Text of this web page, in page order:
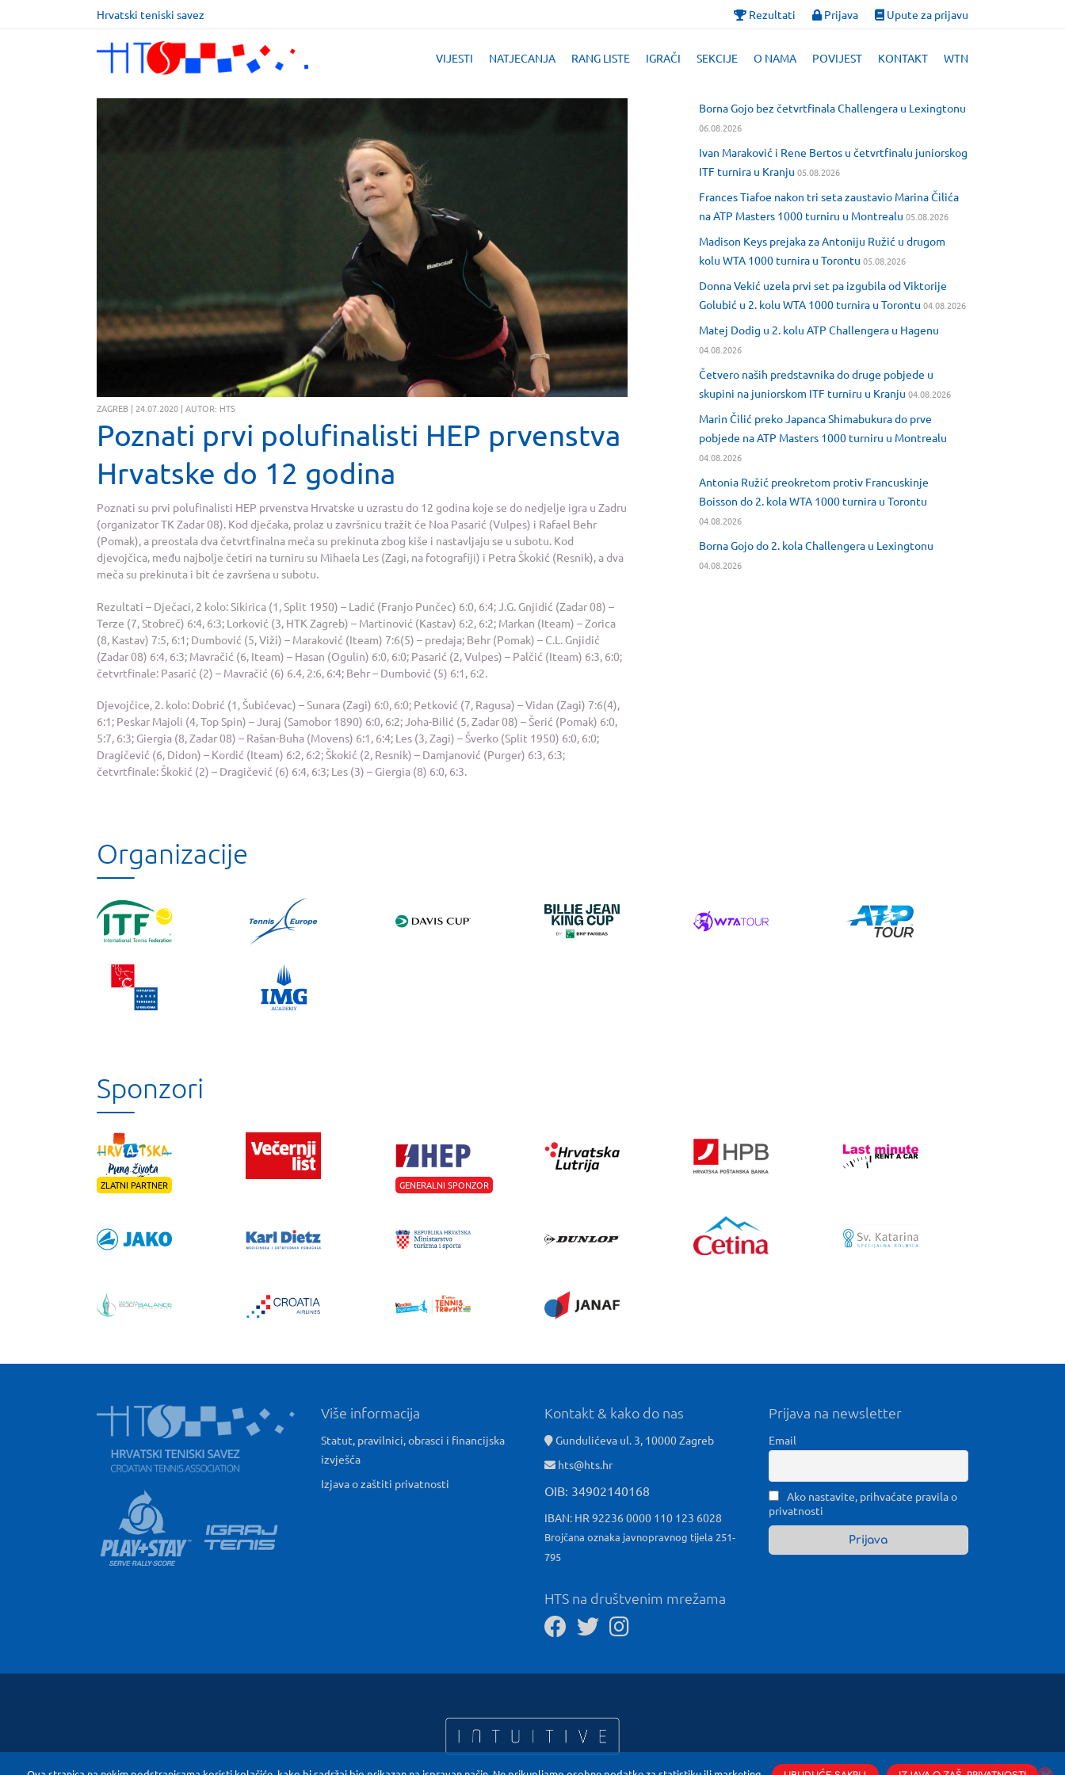
Hrvatski teniski savez Rezultati Prijava Upute za prijavu
VIJESTI NATJECANJA RANG LISTE IGRAČI SEKCIJE O NAMA POVIJEST KONTAKT WTN
ZAGREB | 24.07.2020 | AUTOR: HTS
Poznati prvi polufinalisti HEP prvenstva
Hrvatske do 12 godina
Poznati su prvi polufinalisti HEP prvenstva Hrvatske u uzrastu do 12 godina koje se do nedjelje igra u Zadru
(organizator TK Zadar 08). Kod dječaka, prolaz u završnicu tražit će Noa Pasarić (Vulpes) i Rafael Behr
(Pomak), a preostala dva četvrtfinalna meča su prekinuta zbog kiše i nastavljaju se u subotu. Kod
djevojčica, među najbolje četiri na turniru su Mihaela Les (Zagi, na fotografiji) i Petra Škokić (Resnik), a dva
meča su prekinuta i bit će završena u subotu.
Rezultati – Dječaci, 2 kolo: Sikirica (1, Split 1950) – Ladić (Franjo Punčec) 6:0, 6:4; J.G. Gnjidić (Zadar 08) –
Terze (7, Stobreč) 6:4, 6:3; Lorković (3, HTK Zagreb) – Martinović (Kastav) 6:2, 6:2; Markan (Iteam) – Zorica
(8, Kastav) 7:5, 6:1; Dumbović (5, Viži) – Maraković (Iteam) 7:6(5) – predaja; Behr (Pomak) – C.L. Gnjidić
(Zadar 08) 6:4, 6:3; Mavračić (6, Iteam) – Hasan (Ogulin) 6:0, 6:0; Pasarić (2, Vulpes) – Palčić (Iteam) 6:3, 6:0;
četvrtfinale: Pasarić (2) – Mavračić (6) 6.4, 2:6, 6:4; Behr – Dumbović (5) 6:1, 6:2.
Djevojčice, 2. kolo: Dobrić (1, Šubićevac) – Sunara (Zagi) 6:0, 6:0; Petković (7, Ragusa) – Vidan (Zagi) 7:6(4),
6:1; Peskar Majoli (4, Top Spin) – Juraj (Samobor 1890) 6:0, 6:2; Joha-Bilić (5, Zadar 08) – Šerić (Pomak) 6:0,
5:7, 6:3; Giergia (8, Zadar 08) – Rašan-Buha (Movens) 6:1, 6:4; Les (3, Zagi) – Šverko (Split 1950) 6:0, 6:0;
Dragičević (6, Didon) – Kordić (Iteam) 6:2, 6:2; Škokić (2, Resnik) – Damjanović (Purger) 6:3, 6:3;
četvrtfinale: Škokić (2) – Dragičević (6) 6:4, 6:3; Les (3) – Giergia (8) 6:0, 6:3.
Borna Gojo bez četvrtfinala Challengera u Lexingtonu
06.08.2026
Ivan Maraković i Rene Bertos u četvrtfinalu juniorskog
ITF turnira u Kranju 05.08.2026
Frances Tiafoe nakon tri seta zaustavio Marina Čilića
na ATP Masters 1000 turniru u Montrealu 05.08.2026
Madison Keys prejaka za Antoniju Ružić u drugom
kolu WTA 1000 turnira u Torontu 05.08.2026
Donna Vekić uzela prvi set pa izgubila od Viktorije
Golubić u 2. kolu WTA 1000 turnira u Torontu 04.08.2026
Matej Dodig u 2. kolu ATP Challengera u Hagenu
04.08.2026
Četvero naših predstavnika do druge pobjede u
skupini na juniorskom ITF turniru u Kranju 04.08.2026
Marin Čilić preko Japanca Shimabukura do prve
pobjede na ATP Masters 1000 turniru u Montrealu
04.08.2026
Antonia Ružić preokretom protiv Francuskinje
Boisson do 2. kola WTA 1000 turnira u Torontu
04.08.2026
Borna Gojo do 2. kola Challengera u Lexingtonu
04.08.2026
Organizacije
Sponzori
ZLATNI PARTNER GENERALNI SPONZOR
Više informacija
Statut, pravilnici, obrasci i financijska
izvješća
Izjava o zaštiti privatnosti
Kontakt & kako do nas
Gundulićeva ul. 3, 10000 Zagreb
hts@hts.hr
OIB: 34902140168
IBAN: HR 92236 0000 110 123 6028
Brojčana oznaka javnopravnog tijela 251-
795
HTS na društvenim mrežama
Prijava na newsletter
Email
Ako nastavite, prihvaćate pravila o
privatnosti